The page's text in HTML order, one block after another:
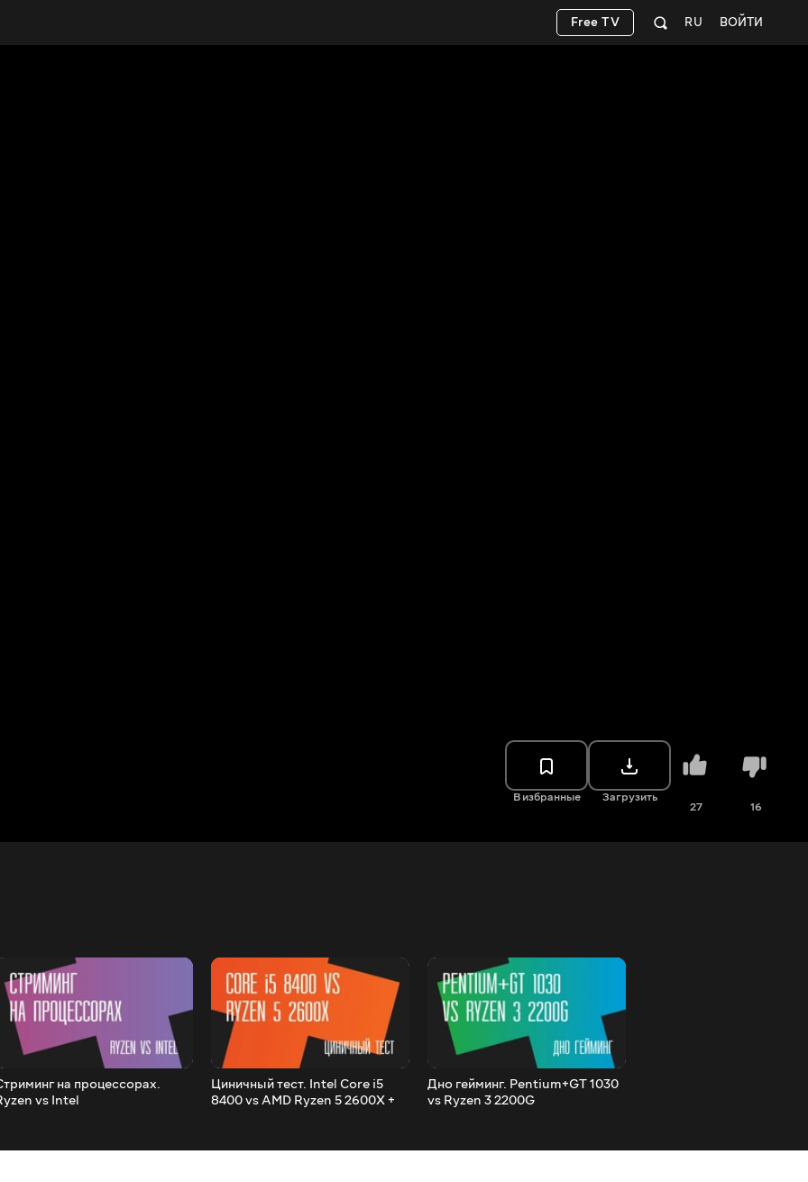
ВОЙТИ
RU
Free TV
В избранные Загрузить
27 16
на процессорах.
vs Intel
Циничный тест. Intel Core i5
8400 vs AMD Ryzen 5 2600X +
Дно гейминг. Pentium+GT 1030
vs Ryzen 3 2200G